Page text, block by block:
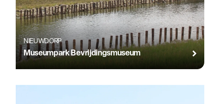
NIEUWDORP
Museumpark Bevrijdingsmuseum